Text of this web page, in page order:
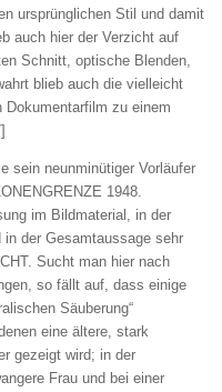
ursprünglichen Stil und damit
auch hier der Verzicht auf
Schnitt, optische Blenden,
blieb auch die vielleicht
zu einem
sein neunminütiger Vorläufer
1948.
im Bildmaterial, in der
der Gesamtaussage sehr
Sucht man hier nach
so fällt auf, dass einige
Säuberung“
eine ältere, stark
gezeigt wird; in der
Frau und bei einer